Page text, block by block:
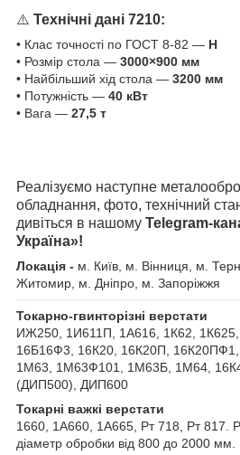
⚠️ Технічні дані 7210:
• Клас точності по ГОСТ 8-82 — Н
• Розмір стола — 3000×900 мм
• Найбільший хід стола — 3200 мм
• Потужність — 40 кВт
• Вага — 27,5 т
Реалізуємо наступне
обладнання, фото, технічний
дивіться в нашому Telegram-
Україна»!
Локація - м. Київ, м. Вінниця, м.
Житомир, м. Дніпро, м. Запоріжжя
Токарно-гвинторізні верстати
ИЖ250, 1И611П, 1А616, 1К62,
16Б16Ф3, 16К20, 16К20П,
1М63, 1М63Ф101, 1М63Б, 1М64,
(ДИП500), ДИП600
Токарні важкі верстати
1660, 1А660, 1А665, Рт 718, Рт 817.
діаметр обробки від 800 до 2000 мм.